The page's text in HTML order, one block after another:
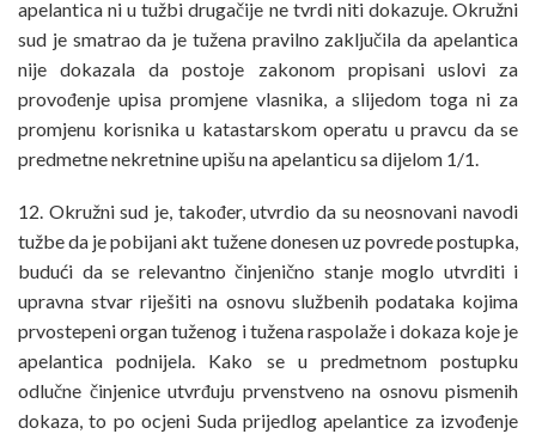
apelantica ni u tužbi drugačije ne tvrdi niti dokazuje. Okružni
sud je smatrao da je tužena pravilno zaključila da apelantica
nije dokazala da postoje zakonom propisani uslovi za
provođenje upisa promjene vlasnika, a slijedom toga ni za
promjenu korisnika u katastarskom operatu u pravcu da se
predmetne nekretnine upišu na apelanticu sa dijelom 1/1.
12. Okružni sud je, također, utvrdio da su neosnovani navodi
tužbe da je pobijani akt tužene donesen uz povrede postupka,
budući da se relevantno činjenično stanje moglo utvrditi i
upravna stvar riješiti na osnovu službenih podataka kojima
prvostepeni organ tuženog i tužena raspolaže i dokaza koje je
apelantica podnijela. Kako se u predmetnom postupku
odlučne činjenice utvrđuju prvenstveno na osnovu pismenih
dokaza, to po ocjeni Suda prijedlog apelantice za izvođenje